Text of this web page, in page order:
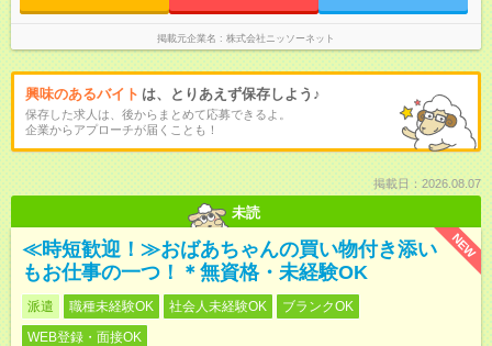
掲載元企業名 株式会社ニッソーネット
興味のあるバイト は、とりあえず保存しよう♪
保存した求人は、後からまとめて応募できるよ。
企業からアプローチが届くことも！
掲載日：2026.08.07
未読
NEW
≪時短歓迎！≫おばあちゃんの買い物付き添い
もお仕事の一つ！＊無資格・未経験OK
派遣 職種未経験OK 社会人未経験OK
ブランクOK
WEB登録・面接OK